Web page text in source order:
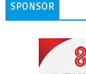
SPONSOR